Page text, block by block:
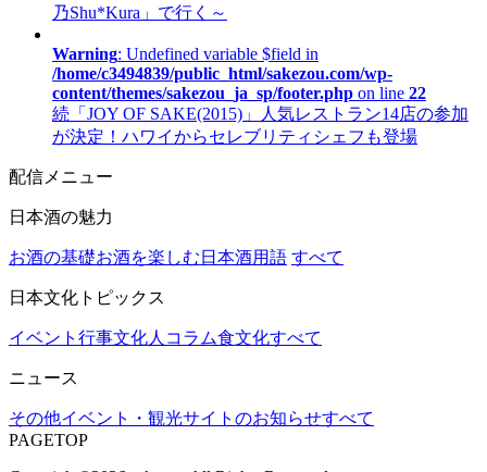
乃Shu*Kura」で行く～
Warning: Undefined variable $field in
/home/c3494839/public_html/sakezou.com/wp-
content/themes/sakezou_ja_sp/footer.php on line 22
続「JOY OF SAKE(2015)」人気レストラン14店の参加
が決定！ハワイからセレブリティシェフも登場
配信メニュー
日本酒の魅力
お酒の基礎お酒を楽しむ 日本酒用語 すべて
日本文化トピックス
イベント行事文化人コラム食文化すべて
ニュース
その他イベント・観光サイトのお知らせすべて
PAGETOP